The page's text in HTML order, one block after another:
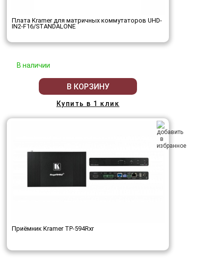
Плата Kramer для матричных коммутаторов UHD-
IN2-F16/STANDALONE
В наличии
В КОРЗИНУ
Купить в 1 клик
Приёмник Kramer TP-594Rxr